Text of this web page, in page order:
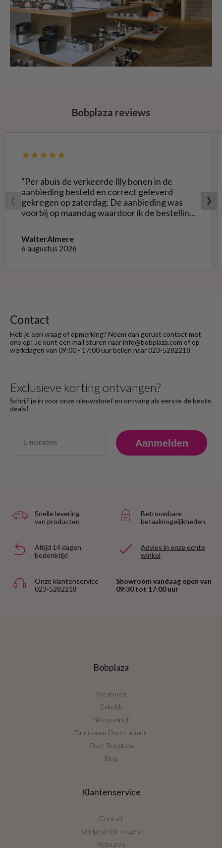
Bobplaza reviews
❮
★★★★★
"Per abuis de verkeerde Illy bonen in de
aanbieding besteld en correct geleverd
gekregen op zaterdag. De aanbieding was
voorbij op maandag waardoor ik de bestelling
worden voor de goede; dat kon misschien in
Haarlem bij de winkel. Op meerdere mails
WalterAlmere
6 augustus 2026
❯
Contact
Heb je een vraag of opmerking? Neem dan gerust contact met
ons op! Je kunt een mail sturen naar info@bobplaza.com of op
werkdagen van 09:00 - 17:00 uur bellen naar 023-5282218.
Exclusieve korting ontvangen?
Schrijf je in voor onze nieuwsbrief en ontvang als eerste de beste
deals!
Aanmelden
Snelle levering
van producten
Betrouwbare
betaalmogelijkheden
Altijd 14 dagen
bedenktijd
Advies in onze echte
winkel
Onze klantenservice
023-5282218
Showroom vandaag open van
09:30 tot 17:00 uur
Bobplaza
Vacatures
Zakelijk
Nieuwsbrief
Duurzaam Ondernemen
Over Bobplaza
Blog
Klantenservice
Contact
Veelgestelde vragen
Retouren